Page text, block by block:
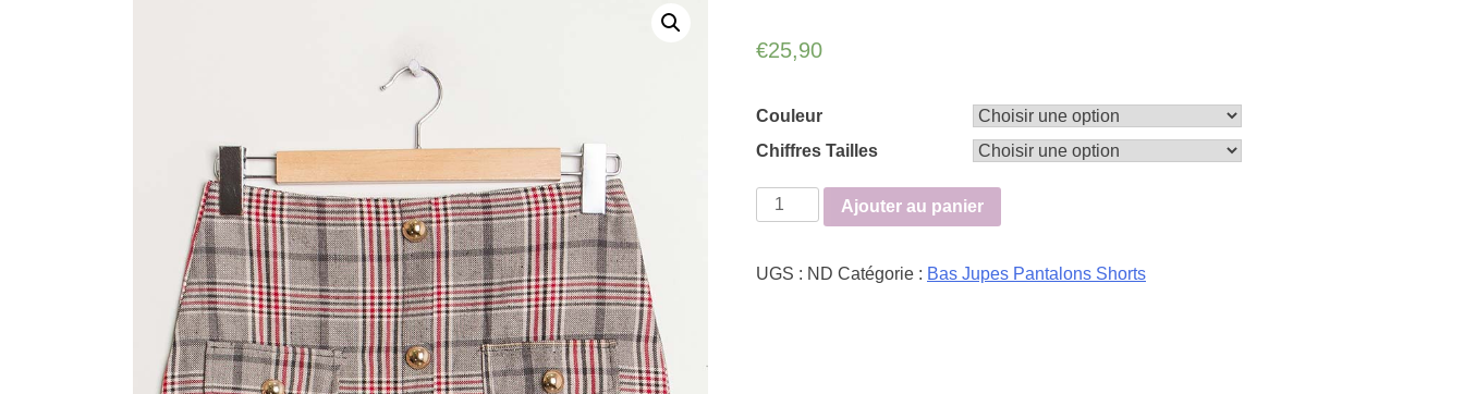
€25,90
Couleur
Chiffres Tailles
quantité
de
à
Ajouter au panier
UGS : ND Catégorie : Bas Jupes Pantalons Shorts